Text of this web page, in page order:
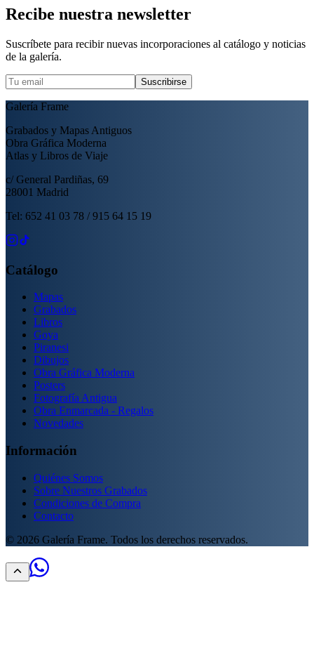
Recibe nuestra newsletter
Suscríbete para recibir nuevas incorporaciones al catálogo y noticias
de la galería.
Suscribirse
Galería Frame
Grabados y Mapas Antiguos
Obra Gráfica Moderna
Atlas y Libros de Viaje
c/ General Pardiñas, 69
28001 Madrid
Tel: 652 41 03 78 / 915 64 15 19
Catálogo
Mapas
Grabados
Libros
Goya
Piranesi
Dibujos
Obra Gráfica Moderna
Posters
Fotografía Antigua
Obra Enmarcada - Regalos
Novedades
Información
Quiénes Somos
Sobre Nuestros Grabados
Condiciones de Compra
Contacto
© 2026 Galería Frame. Todos los derechos reservados.